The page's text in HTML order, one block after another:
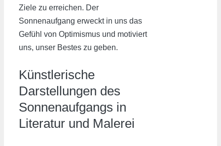
Ziele zu erreichen. Der
Sonnenaufgang erweckt in uns das
Gefühl von Optimismus und motiviert
uns, unser Bestes zu geben.
Künstlerische
Darstellungen des
Sonnenaufgangs in
Literatur und Malerei